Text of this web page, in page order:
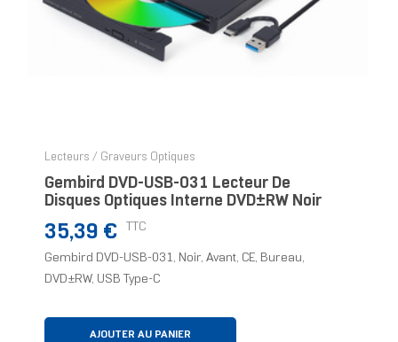
Lecteurs / Graveurs Optiques
Gembird DVD-USB-031 Lecteur De
Disques Optiques Interne DVD±RW Noir
Prix
35,39 € TTC
Gembird DVD-USB-031, Noir, Avant, CE, Bureau,
DVD±RW, USB Type-C
AJOUTER AU PANIER